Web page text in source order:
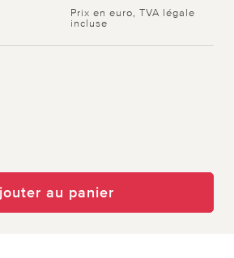
Prix en euro, TVA légale
incluse
au panier